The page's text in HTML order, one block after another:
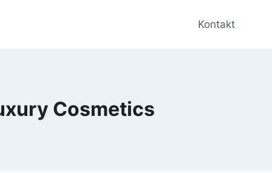
Kontakt
Cosmetics